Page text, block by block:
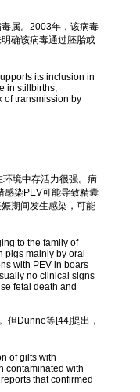
属。2003年，该病毒
确该病毒通过胚胎或
its inclusion in
in stillbirths,
of transmission by
境中存活力很强。病
感染PEV可能导致精囊
期间发生感染，可能
to the family of
pigs mainly by oral
with PEV in boars
no clinical signs
fetal death and
Dunne等[44]提出，
of gilts with
contaminated with
that confirmed